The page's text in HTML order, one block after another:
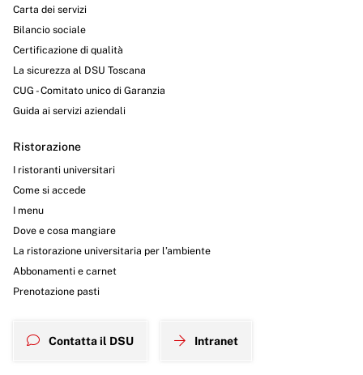
Carta dei servizi
Bilancio sociale
Certificazione di qualità
La sicurezza al DSU Toscana
CUG - Comitato unico di Garanzia
Guida ai servizi aziendali
Ristorazione
I ristoranti universitari
Come si accede
I menu
Dove e cosa mangiare
La ristorazione universitaria per l’ambiente
Abbonamenti e carnet
Prenotazione pasti
Contatta il DSU Intranet